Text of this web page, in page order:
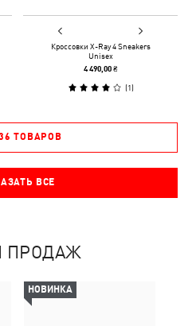
Кроссовки X-Ray 4 Sneakers
Unisex
4 490,00 ₴
(1)
ТОВАРОВ
ВСЕ
ПРОДАЖ
НОВИНКА